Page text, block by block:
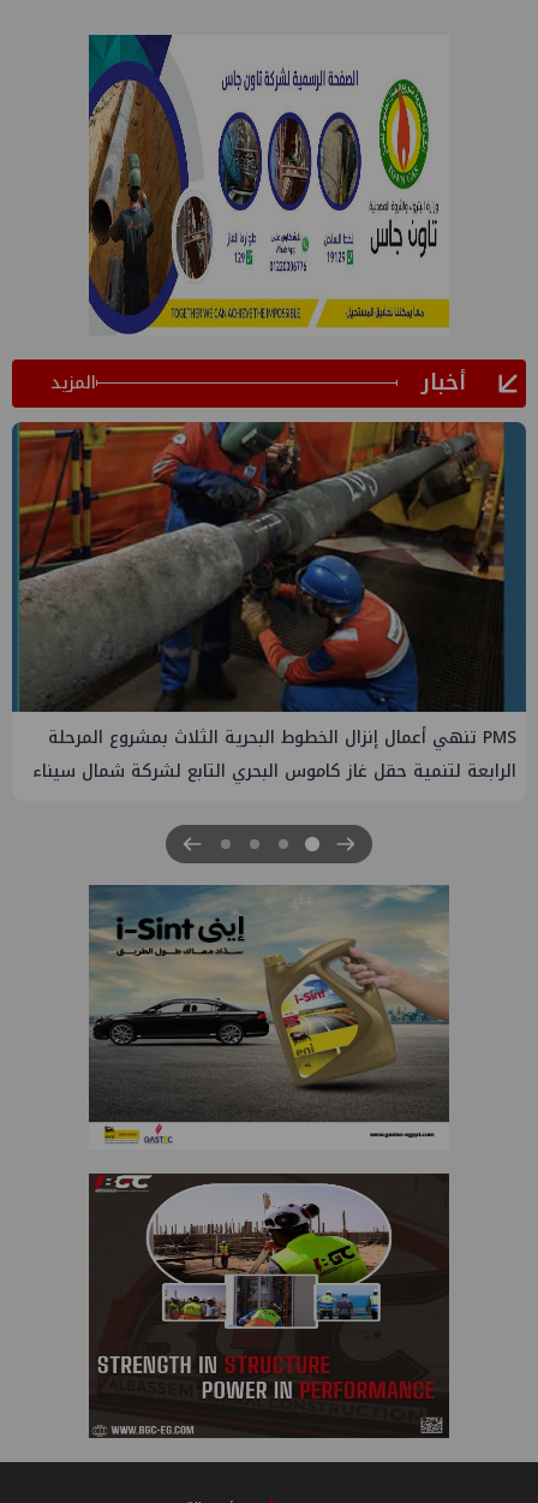
أخبار المزيد
PMS تنهي أعمال إنزال الخطوط البحرية الثلاث بمشروع المرحلة
الرابعة لتنمية حقل غاز كاموس البحري التابع لشركة شمال سيناء